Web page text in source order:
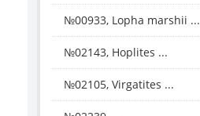
№00933, Lopha marshii ...
№02143, Hoplites ...
№02105, Virgatites ...